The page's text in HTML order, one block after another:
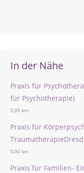
In der Nähe
Praxis für
für Psychotherapie)
0,00 km
Praxis für
0,00 km
Praxis für Familien-